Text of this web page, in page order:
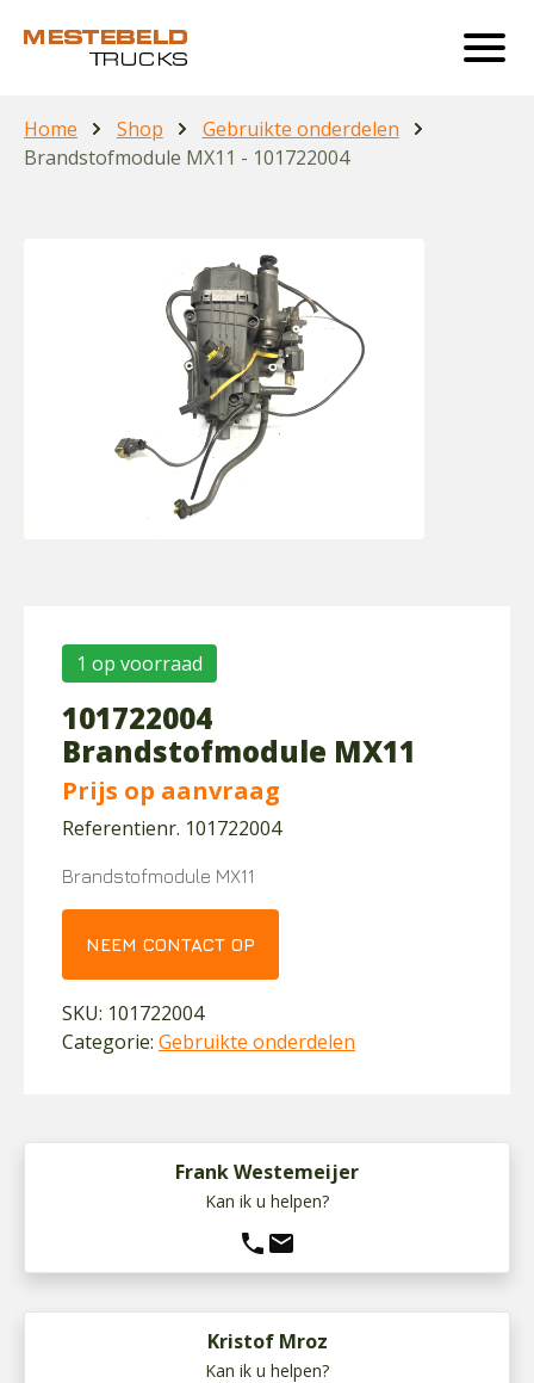
Home Shop
Gebruikte onderdelen
Brandstofmodule MX11 - 101722004
1 op voorraad
101722004
Brandstofmodule MX11
Prijs op aanvraag
Referentienr. 101722004
Brandstofmodule MX11
NEEM CONTACT OP
SKU: 101722004
Categorie: Gebruikte onderdelen
Frank Westemeijer
Kan ik u helpen?
phone mail
Kristof Mroz
Kan ik u helpen?